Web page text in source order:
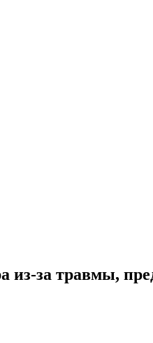
за травмы,